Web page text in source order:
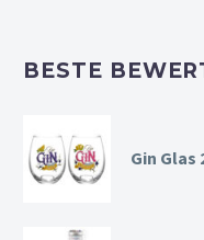
BESTE
Gin Glas